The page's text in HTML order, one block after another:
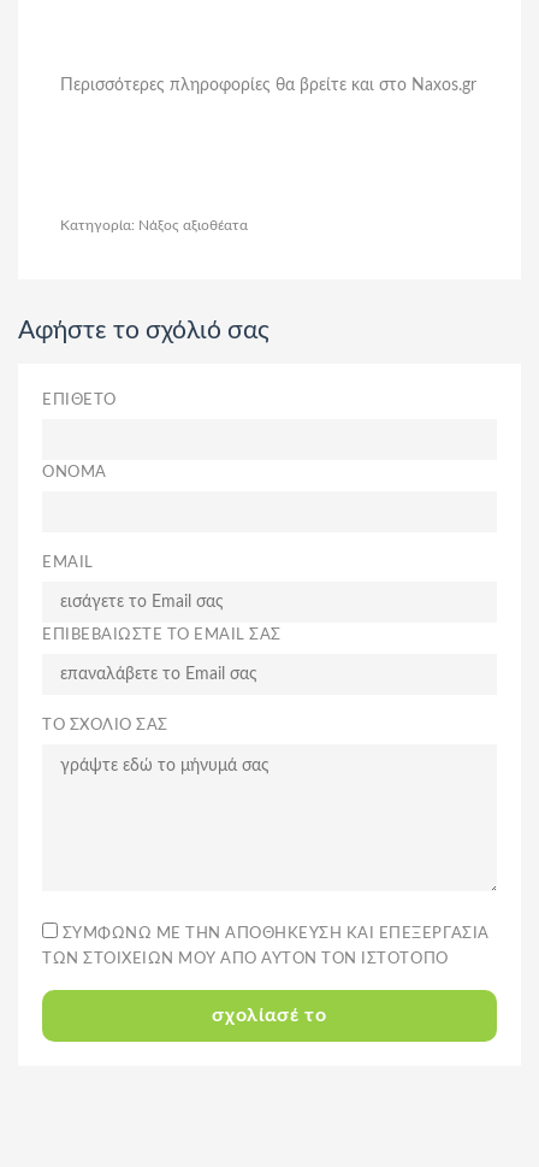
Περισσότερες πληροφορίες θα βρείτε και στο Naxos.gr
Κατηγορία: Νάξος αξιοθέατα
Αφήστε το σχόλιό σας
ΕΠΙΘΕΤΟ
ΟΝΟΜΑ
EMAIL
ΕΠΙΒΕΒΑΙΩΣΤΕ ΤΟ EMAIL ΣΑΣ
ΤΟ ΣΧΌΛΙΌ ΣΑΣ
ΣΥΜΦΩΝΏ ΜΕ ΤΗΝ ΑΠΟΘΉΚΕΥΣΗ ΚΑΙ ΕΠΕΞΕΡΓΑΣΊΑ
ΤΩΝ ΣΤΟΙΧΕΊΩΝ ΜΟΥ ΑΠΌ ΑΥΤΌΝ ΤΟΝ ΙΣΤΌΤΟΠΟ
σχολίασέ το